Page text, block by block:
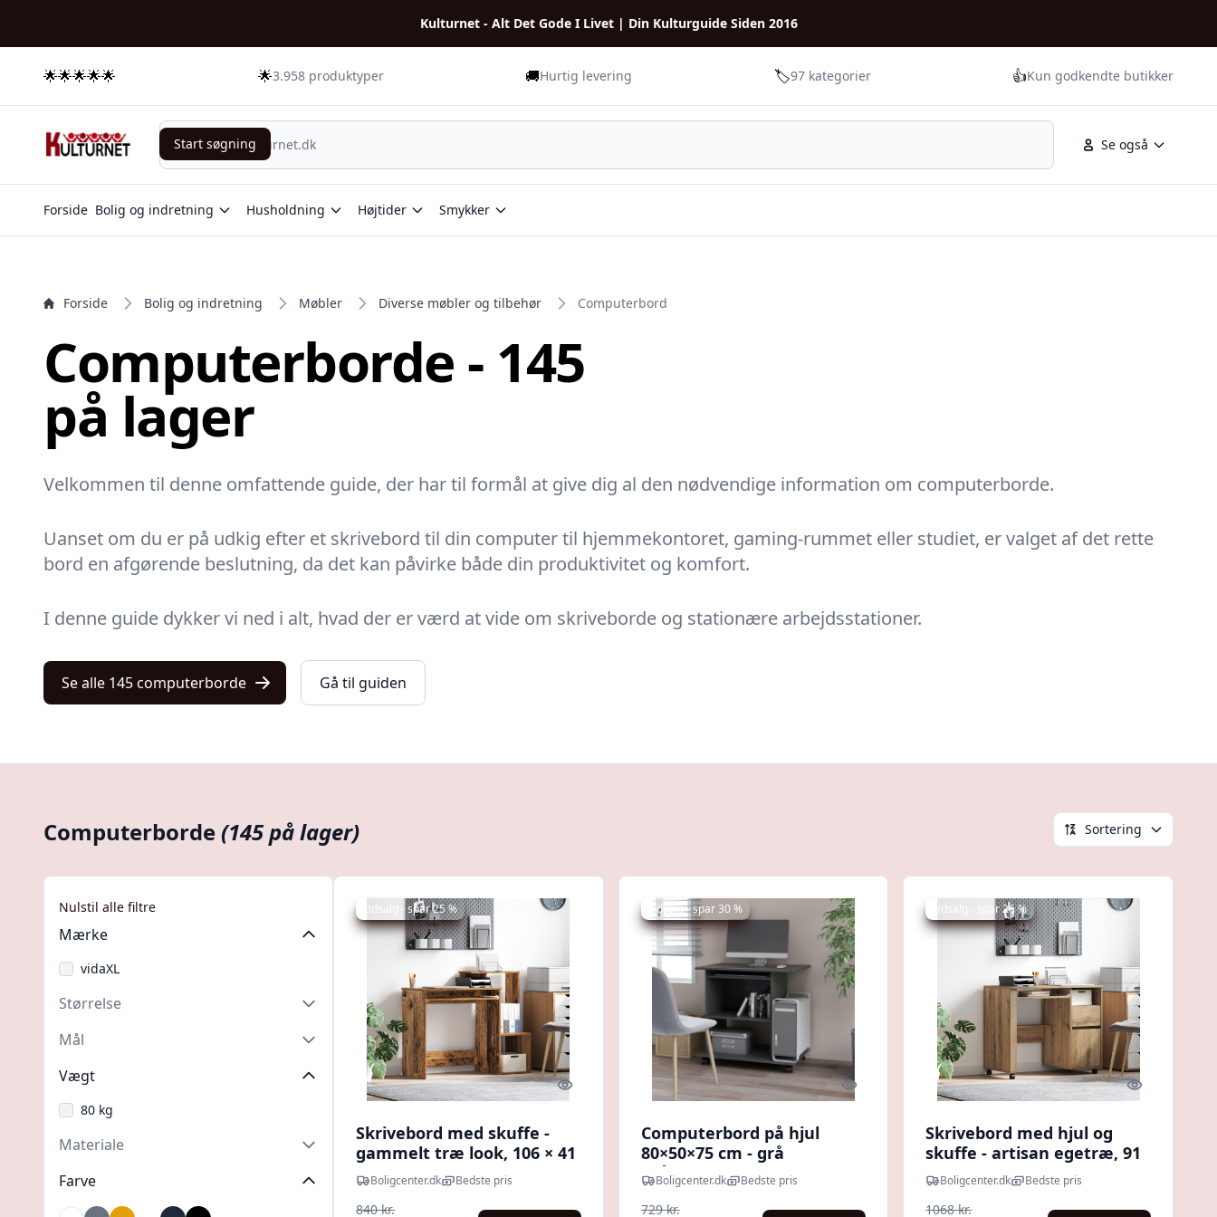
Kulturnet - Alt Det Gode I Livet | Din Kulturguide Siden 2016
🌟🌟🌟🌟🌟 🌟3.958 produktyper 🚚Hurtig levering 🏷️97 kategorier 👍Kun godkendte butikker
Se også
Start søgning
Start søgning
Forside Bolig og indretning Husholdning Højtider Smykker
Forside Bolig og indretning Møbler Diverse møbler og tilbehør Computerbord
Computerborde - 145
på lager
Velkommen til denne omfattende guide, der har til formål at give dig al den nødvendige information om computerborde.
Uanset om du er på udkig efter et skrivebord til din computer til hjemmekontoret, gaming-rummet eller studiet, er valget af det rette
bord en afgørende beslutning, da det kan påvirke både din produktivitet og komfort.
I denne guide dykker vi ned i alt, hvad der er værd at vide om skriveborde og stationære arbejdsstationer.
Se alle 145 computerborde Gå til guiden
Computerborde(145 på lager) Sortering
Nulstil alle filtre
Mærke
vidaXL
Størrelse
Mål
Vægt
80 kg
Materiale
Farve
Udsalg - spar 25 %
Quick look
Skrivebord med skuffe -
gammelt træ look, 106 × 41
× 88,5 cm
Boligcenter.dk Bedste pris
840 kr.
Udsalg - spar 30 %
Quick look
Computerbord på hjul
80×50×75 cm - grå
spånplade med
udtræksbakke
Boligcenter.dk Bedste pris
729 kr.
Udsalg - spar 26 %
Quick look
Skrivebord med hjul og
skuffe - artisan egetræ, 91
× 50 × 77 cm
Boligcenter.dk Bedste pris
1068 kr.